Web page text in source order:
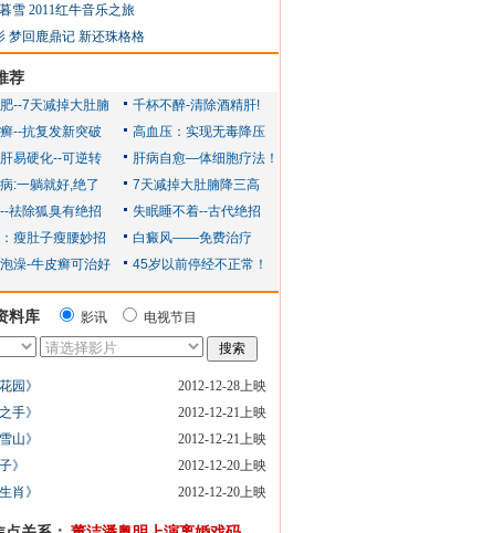
雪 2011红牛音乐之旅
梦回鹿鼎记 新还珠格格
荐
料库 影讯 电视节目
园》
2012-12-28上映
手》
2012-12-21上映
山》
2012-12-21上映
》
2012-12-20上映
肖》
2012-12-20上映